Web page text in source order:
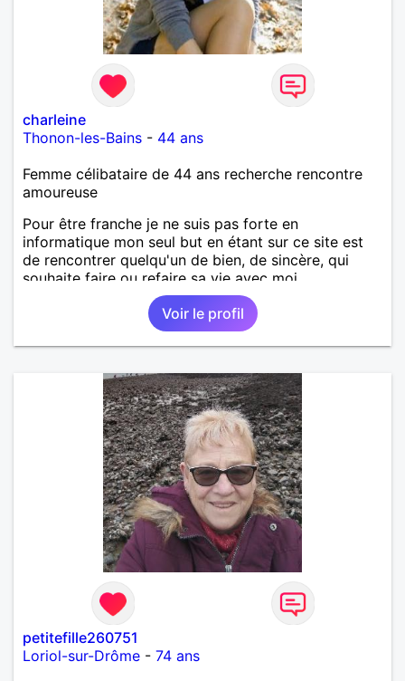
charleine
Thonon-les-Bains - 44 ans
Femme célibataire de 44 ans recherche rencontre
amoureuse
Pour être franche je ne suis pas forte en
informatique mon seul but en étant sur ce site est
de rencontrer quelqu'un de bien, de sincère, qui
souhaite faire ou refaire sa vie avec moi.
Voir le profil
petitefille260751
Loriol-sur-Drôme - 74 ans